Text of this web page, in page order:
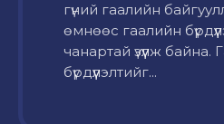
гүний гаалийн
өмнөөс гаалийн
чанартай үзүүлж байна.
бүрдүүлэлтийг...